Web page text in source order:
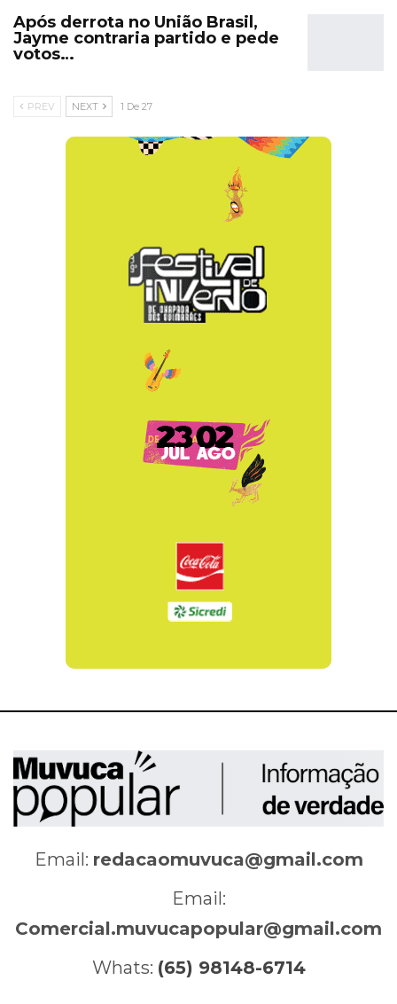
Após derrota no União Brasil,
Jayme contraria partido e pede
votos…
PREV NEXT 1 De 27
Email: redacaomuvuca@gmail.com
Email:
Comercial.muvucapopular@gmail.com
Whats: (65) 98148-6714